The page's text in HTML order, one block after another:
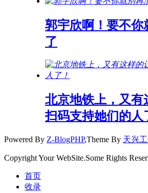
郭宇欣啊！要不你
了
北京地铁上，又有
扫码支持她们的人
Powered By Z-BlogPHP,Theme By 天兴
Copyright Your WebSite.Some Rights
首页
收录